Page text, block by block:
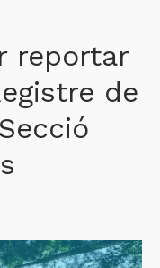
reportar
de